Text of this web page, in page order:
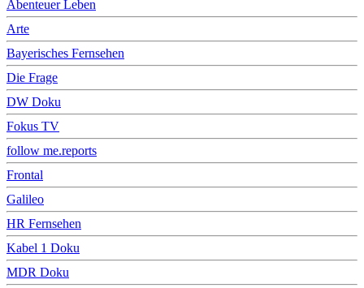
Abenteuer Leben
Arte
Bayerisches Fernsehen
Die Frage
DW Doku
Fokus TV
follow me.reports
Frontal
Galileo
HR Fernsehen
Kabel 1 Doku
MDR Doku